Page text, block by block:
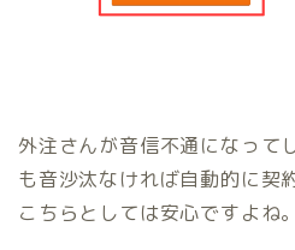
外注さんが音信不通になって
も音沙汰なければ自動的に契
こちらとしては安心ですよね。